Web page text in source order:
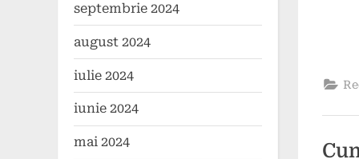
septembrie 2024
august 2024
iulie 2024
iunie 2024
mai 2024